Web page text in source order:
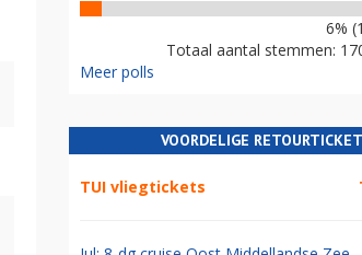
6%
Totaal aantal stemmen:
Meer polls
VOORDELIGE
TUI vliegtickets